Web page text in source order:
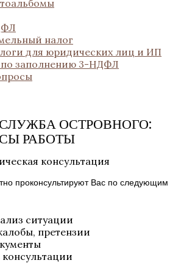
налог
для юридических лиц и ИП
заполнению 3-НДФЛ
ОСТРОВНОГО:
РАБОТЫ
консультация
проконсультируют Вас по следующим
ситуации
претензии